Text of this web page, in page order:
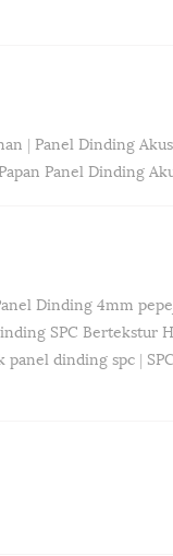
| Panel Dinding
Papan Panel Dinding
Dinding 4mm
SPC Bertekstur
panel dinding spc |